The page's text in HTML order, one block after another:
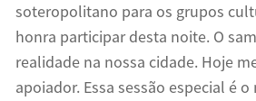
soteropolitano para os grupos
honra participar desta noite. O
realidade na nossa cidade. Hoje
apoiador. Essa sessão especial é